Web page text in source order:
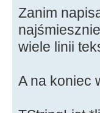
Zanim
wiele linii
A na koniec